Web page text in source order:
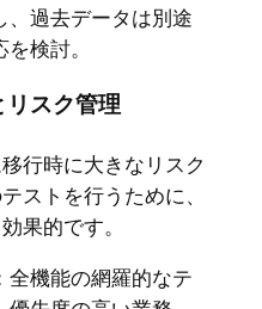
、過去データは別途
検討。
スク管理
行時に大きなリスク
ストを行うために、
果的です。
全機能の網羅的なテ